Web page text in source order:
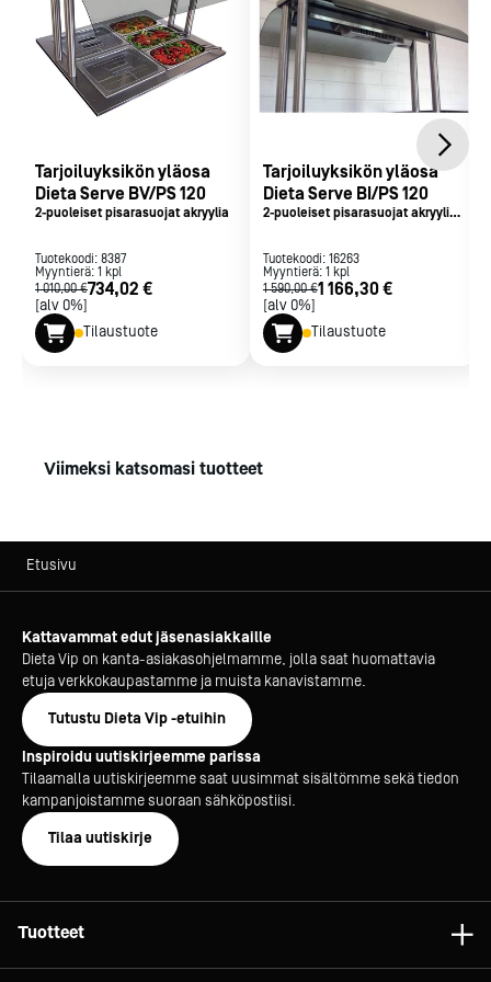
Tarjoiluyksikön yläosa
Dieta Serve BV/PS 120
2-puoleiset pisarasuojat akryylia
Tuotekoodi: 8387
Myyntierä: 1 kpl
1 010,00 €734,02 €
[alv 0%]
Tilaustuote
Tarjoiluyksikön yläosa
Dieta Serve BI/PS 120
2-puoleiset pisarasuojat akryyliä,
Tuotekoodi: 16263
Myyntierä: 1 kpl
1 590,00 €1 166,30 €
[alv 0%]
Tilaustuote
Viimeksi katsomasi tuotteet
Etusivu
Kattavammat edut jäsenasiakkaille
Dieta Vip on kanta-asiakasohjelmamme, jolla saat huomattavia
etuja verkkokaupastamme ja muista kanavistamme.
Tutustu Dieta Vip -etuihin
Inspiroidu uutiskirjeemme parissa
Tilaamalla uutiskirjeemme saat uusimmat sisältömme sekä tiedon
kampanjoistamme suoraan sähköpostiisi.
Tilaa uutiskirje
Tuotteet